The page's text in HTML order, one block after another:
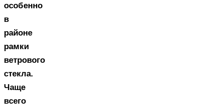
особенно
в
районе
рамки
ветрового
стекла.
Чаще
всего